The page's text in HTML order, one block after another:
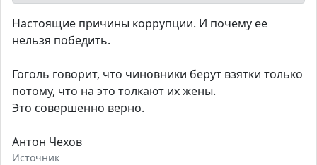
Настоящие причины коррупции. И почему ее
нельзя победить.
Гоголь говорит, что чиновники берут взятки только
потому, что на это толкают их жены.
Это совершенно верно.
Антон Чехов
Источник